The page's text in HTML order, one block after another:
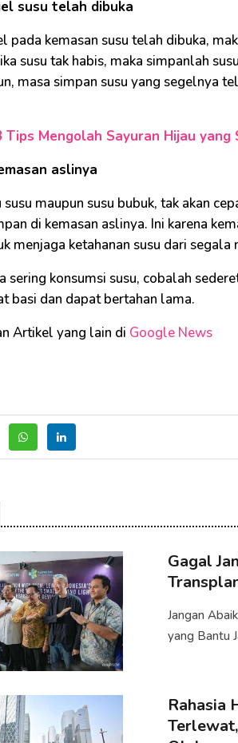
susu telah dibuka
pada kemasan susu telah dibuka,
susu tak habis, maka simpanlah
masa simpan susu yang segelnya
Tips Mengolah Sayuran Hijau yang
aslinya
susu maupun susu bubuk, tak akan
di kemasan aslinya. Ini karena
menjaga ketahanan susu dari
sering konsumsi susu, cobalah
basi dan dapat bertahan lama.
Artikel yang lain di Google News
Gagal
Jangan
yang
Rahasia